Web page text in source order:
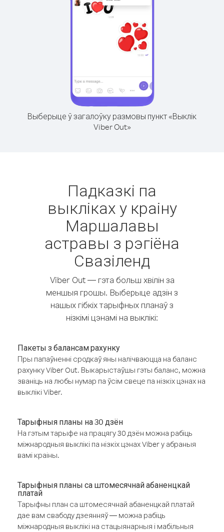
Выберыце ў загалоўку размовы пункт «Выклік
Viber Out»
Падказкі па
выкліках у краіну
Маршалавы
астравы з рэгіёна
Свазіленд
Viber Out — гэта больш хвілін за
меншыя грошы. Выберыце адзін з
нашых гібкіх тарыфных планаў з
нізкімі цэнамі на выклікі:
Пакеты з балансам рахунку
Пры папаўненні сродкаў яны налічваюцца на баланс
рахунку Viber Out. Выкарыстаўшы гэты баланс, можна
званіць на любы нумар па ўсім свеце па нізкіх цэнах на
выклікі Viber.
Тарыфныя планы на 30 дзён
На гэтым тарыфе на працягу 30 дзён можна рабіць
міжнародныя выклікі па нізкіх цэнах Viber у абраныя
вамі краіны.
Тарыфныя планы са штомесячнай абаненцкай
платай
Тарыфны план са штомесячнай абаненцкай платай
дае вам свабоду дзеянняў — можна рабіць
міжнародныя выклікі на стацыянарныя і мабільныя